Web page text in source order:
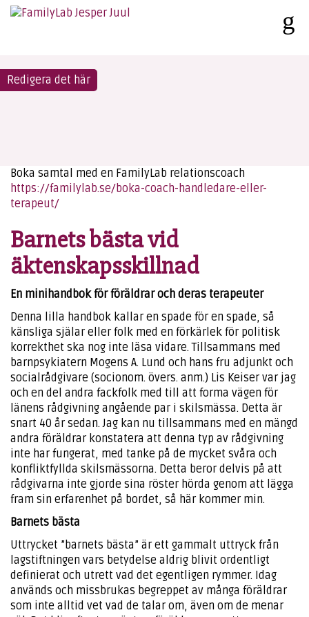
Boka samtal med en FamilyLab relationscoach
https://familylab.se/boka-coach-handledare-eller-
terapeut/
Barnets bästa vid
äktenskapsskillnad
En minihandbok för föräldrar och deras terapeuter
Denna lilla handbok kallar en spade för en spade, så
känsliga själar eller folk med en förkärlek för politisk
korrekthet ska nog inte läsa vidare. Tillsammans med
barnpsykiatern Mogens A. Lund och hans fru adjunkt och
socialrådgivare (socionom. övers. anm.) Lis Keiser var jag
och en del andra fackfolk med till att forma vägen för
länens rådgivning angående par i skilsmässa. Detta är
snart 40 år sedan. Jag kan nu tillsammans med en mängd
andra föräldrar konstatera att denna typ av rådgivning
inte har fungerat, med tanke på de mycket svåra och
konfliktfyllda skilsmässorna. Detta beror delvis på att
rådgivarna inte gjorde sina röster hörda genom att lägga
fram sin erfarenhet på bordet, så här kommer min.
Barnets bästa
Uttrycket ”barnets bästa” är ett gammalt uttryck från
lagstiftningen vars betydelse aldrig blivit ordentligt
definierat och utrett vad det egentligen rymmer. Idag
används och missbrukas begreppet av många föräldrar
som inte alltid vet vad de talar om, även om de menar
Redigera det här